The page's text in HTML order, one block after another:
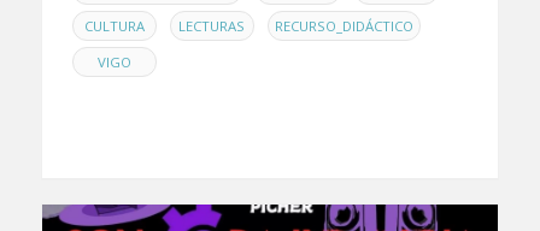
CULTURA , LECTURAS , RECURSO_DIDÁCTICO ,
VIGO